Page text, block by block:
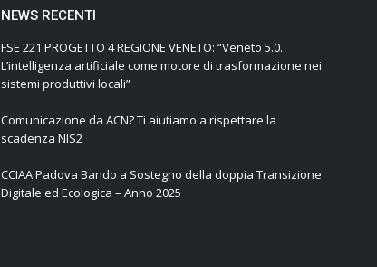
NEWS RECENTI
FSE 221 PROGETTO 4 REGIONE VENETO: “Veneto 5.0.
L’intelligenza artificiale come motore di trasformazione nei
sistemi produttivi locali”
Comunicazione da ACN? Ti aiutiamo a rispettare la
scadenza NIS2
CCIAA Padova Bando a Sostegno della doppia Transizione
Digitale ed Ecologica – Anno 2025